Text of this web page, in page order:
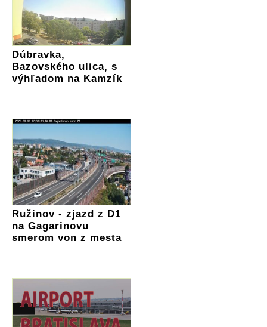
Dúbravka,
Bazovského ulica, s
výhľadom na Kamzík
Ružinov - zjazd z D1
na Gagarinovu
smerom von z mesta